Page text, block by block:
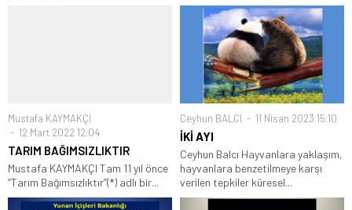
Mustafa KAYMAKÇI
12 Mart 2022 12:04
TARIM BAĞIMSIZLIKTIR
Mustafa KAYMAKÇI Tam 11 yıl önce
“Tarım Bağımsızlıktır”(*) adlı bir...
Ceyhun BALCI 11 Nisan 2023 15:10
İKİ AYI
Ceyhun Balcı Hayvanlara yaklaşım,
hayvanlara benzetilmeye karşı
verilen tepkiler küresel...